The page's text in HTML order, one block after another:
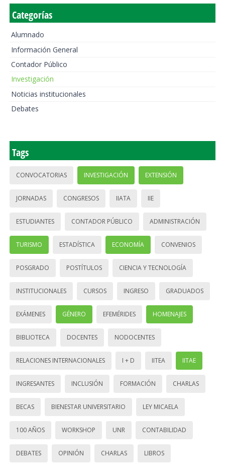
Categorías
Alumnado
Información General
Contador Público
Investigación
Noticias institucionales
Debates
Tags
CONVOCATORIAS INVESTIGACIÓN EXTENSIÓN
JORNADAS CONGRESOS IIATA IIE
ESTUDIANTES CONTADOR PÚBLICO ADMINISTRACIÓN
TURISMO ESTADÍSTICA ECONOMÍA CONVENIOS
POSGRADO POSTÍTULOS CIENCIA Y TECNOLOGÍA
INSTITUCIONALES CURSOS INGRESO GRADUADOS
EXÁMENES GÉNERO EFEMÉRIDES HOMENAJES
BIBLIOTECA DOCENTES NODOCENTES
RELACIONES INTERNACIONALES I + D IITEA IITAE
INGRESANTES INCLUSIÓN FORMACIÓN CHARLAS
BECAS BIENESTAR UNIVERSITARIO LEY MICAELA
100 AÑOS WORKSHOP UNR CONTABILIDAD
DEBATES OPINIÓN CHARLAS LIBROS